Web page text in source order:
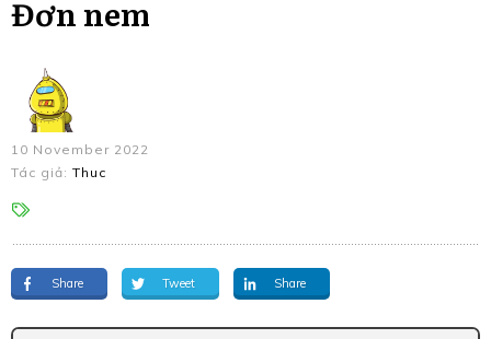
Đơn nem
10 November 2022
Tác giả: Thuc
Share Tweet Share